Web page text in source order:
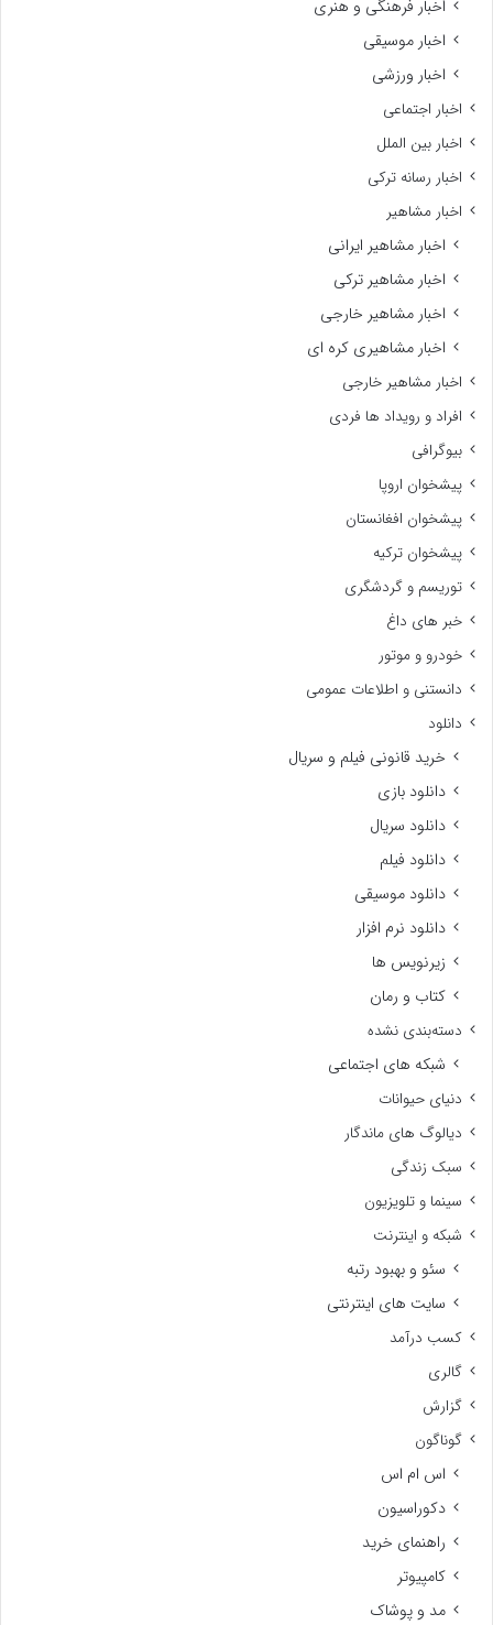
اخبار فرهنگی و هنری
اخبار موسیقی
اخبار ورزشی
اخبار اجتماعی
اخبار بین الملل
اخبار رسانه ترکی
اخبار مشاهیر
اخبار مشاهیر ایرانی
اخبار مشاهیر ترکی
اخبار مشاهیر خارجی
اخبار مشاهیری کره ای
اخبار مشاهیر خارجی
افراد و رویداد ها فردی
بیوگرافی
پیشخوان اروپا
پیشخوان افغانستان
پیشخوان ترکیه
توریسم و گردشگری
خبر های داغ
خودرو و موتور
دانستنی و اطلاعات عمومی
دانلود
خرید قانونی فیلم و سریال
دانلود بازی
دانلود سریال
دانلود فیلم
دانلود موسیقی
دانلود نرم افزار
زیرنویس ها
کتاب و رمان
دسته‌بندی نشده
شبکه های اجتماعی
دنیای حیوانات
دیالوگ های ماندگار
سبک زندگی
سینما و تلویزیون
شبکه و اینترنت
سئو و بهبود رتبه
سایت های اینترنتی
کسب درآمد
گالری
گزارش
گوناگون
اس ام اس
دکوراسیون
راهنمای خرید
کامپیوتر
مد و پوشاک